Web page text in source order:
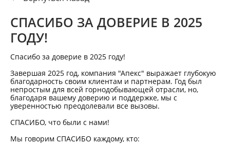
СПАСИБО ЗА ДОВЕРИЕ В 2025
ГОДУ!
Спасибо за доверие в 2025 году!
Завершая 2025 год, компания "Апекс" выражает глубокую
благодарность своим клиентам и партнерам. Год был
непростым для всей горнодобывающей отрасли, но,
благодаря вашему доверию и поддержке, мы с
уверенностью преодолевали все вызовы.
СПАСИБО, что были с нами!
Мы говорим СПАСИБО каждому, кто: